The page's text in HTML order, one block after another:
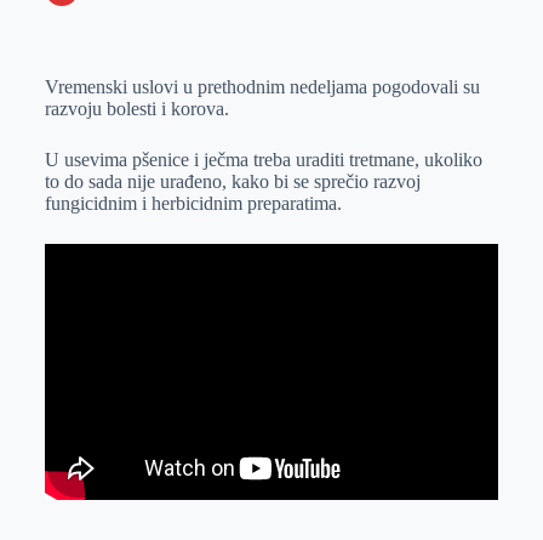
e
Is
p
p
a
l
Vremenski uslovi u prethodnim nedeljama pogodovali su
razvoju bolesti i korova.
U usevima pšenice i ječma treba uraditi tretmane, ukoliko
to do sada nije urađeno, kako bi se sprečio razvoj
fungicidnim i herbicidnim preparatima.